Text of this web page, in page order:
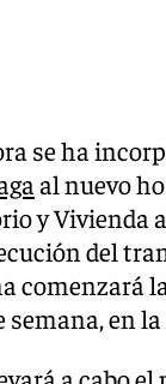
se ha
al nuevo
y Vivienda
del
semana, en